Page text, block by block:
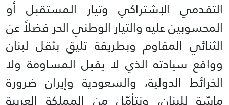
التقدمي الإشتراكي وتيار المستقبل أو
المحسوبين عليه والتيار الوطني الحر فضلاً عن
الثنائي المقاوم وبطريقة تليق بثقل لبنان
وواقع سيادته الذي لا يقبل المساومة ولا
الخرائط الدولية، والسعودية وإيران ضرورة